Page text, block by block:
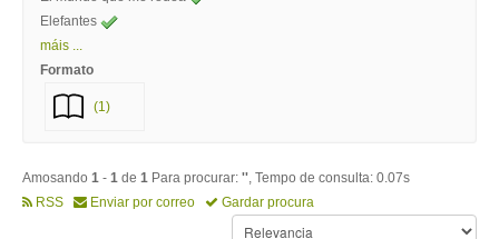
Elefantes
máis ...
Formato
(1)
Amosando 1 - 1 de 1 Para procurar: '', Tempo de consulta: 0.07s
RSS
Enviar por correo Gardar procura